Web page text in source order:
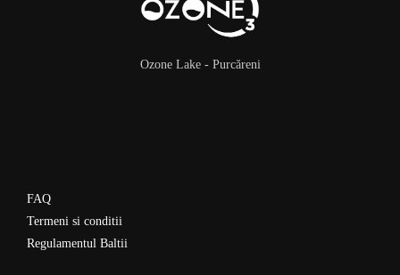
Ozone Lake - Purcăreni
FAQ
Termeni si conditii
Regulamentul Baltii